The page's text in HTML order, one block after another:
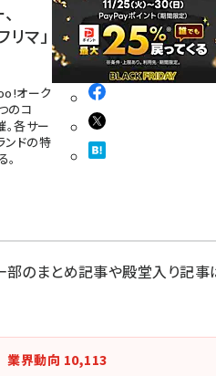
マ」
オーク
のコ
。各サー
ンドの特
部のまとめ記事や殿堂入り記事
業界動向 10,113